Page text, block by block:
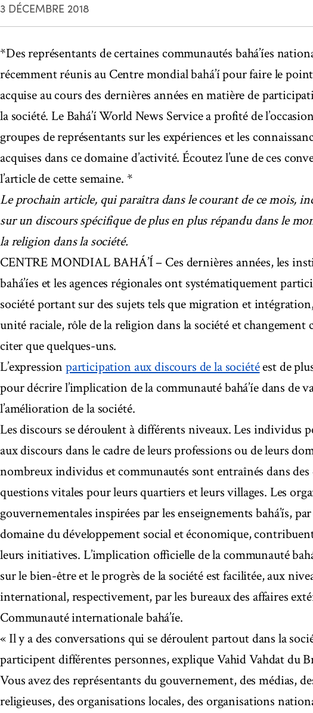
3 DÉCEMBRE 2018
*Des représentants de certaines communautés bahá’íes
récemment réunis au Centre mondial bahá’í pour faire le
acquise au cours des dernières années en matière de
la société. Le Bahá’í World News Service a profité de
groupes de représentants sur les expériences et les
acquises dans ce domaine d’activité. Écoutez l’une de ces
l’article de cette semaine. *
Le prochain article, qui paraîtra dans le courant de ce mois,
sur un discours spécifique de plus en plus répandu dans le
la religion dans la société.
CENTRE MONDIAL BAHÁ’Í – Ces dernières années, les
bahá’íes et les agences régionales ont systématiquement
société portant sur des sujets tels que migration et
unité raciale, rôle de la religion dans la société et changement
citer que quelques-uns.
L’expression participation aux discours de la sociétéest de
pour décrire l’implication de la communauté bahá’íe dans de
l’amélioration de la société.
Les discours se déroulent à différents niveaux. Les individus
aux discours dans le cadre de leurs professions ou de leurs
nombreux individus et communautés sont entraînés dans des
questions vitales pour leurs quartiers et leurs villages. Les
gouvernementales inspirées par les enseignements bahá’ís,
domaine du développement social et économique,
leurs initiatives. L’implication officielle de la communauté
sur le bien-être et le progrès de la société est facilitée, aux
international, respectivement, par les bureaux des affaires
Communauté internationale bahá’íe.
« Il y a des conversations qui se déroulent partout dans la
participent différentes personnes, explique Vahid Vahdat du
Vous avez des représentants du gouvernement, des médias,
religieuses, des organisations locales, des organisations